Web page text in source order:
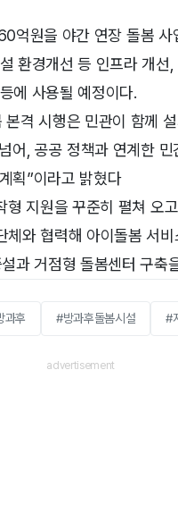
원을 야간 연장 돌봄 사
환경개선 등 인프라 개
에 사용될 예정이다.
격 시행은 민관이 함께
어, 공공 정책과 연계한
획”이라고 밝혔다
지원을 꾸준히 펼쳐 오
와 협력해 아이돌봄 서
과 거점형 돌봄센터 구축
과후 #방과후돌봄시설 #